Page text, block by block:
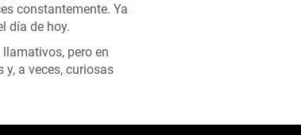
constantemente. Ya
día de hoy.
pero en
a veces, curiosas